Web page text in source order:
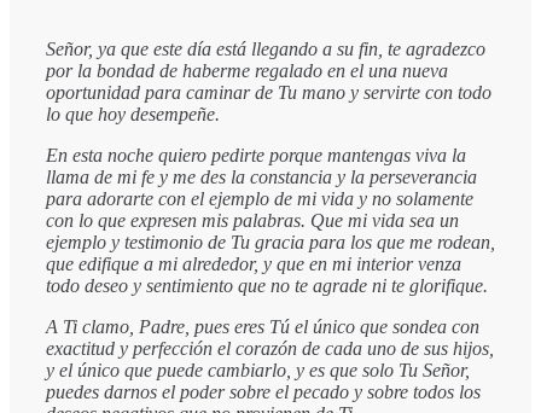
Señor, ya que este día está llegando a su fin, te agradezco
por la bondad de haberme regalado en el una nueva
oportunidad para caminar de Tu mano y servirte con todo
lo que hoy desempeñe.
En esta noche quiero pedirte porque mantengas viva la
llama de mi fe y me des la constancia y la perseverancia
para adorarte con el ejemplo de mi vida y no solamente
con lo que expresen mis palabras. Que mi vida sea un
ejemplo y testimonio de Tu gracia para los que me rodean,
que edifique a mi alrededor, y que en mi interior venza
todo deseo y sentimiento que no te agrade ni te glorifique.
A Ti clamo, Padre, pues eres Tú el único que sondea con
exactitud y perfección el corazón de cada uno de sus hijos,
y el único que puede cambiarlo, y es que solo Tu Señor,
puedes darnos el poder sobre el pecado y sobre todos los